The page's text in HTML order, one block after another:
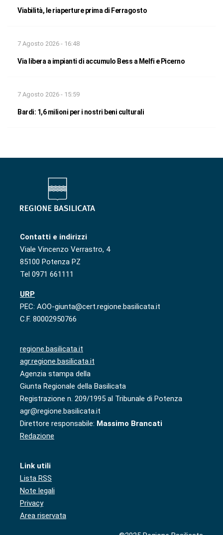
Viabilità, le riaperture prima di Ferragosto
7 Agosto 2026 - 16:48
Via libera a impianti di accumulo Bess a Melfi e Picerno
7 Agosto 2026 - 15:59
Bardi: 1,6 milioni per i nostri beni culturali
Contatti e indirizzi
Viale Vincenzo Verrastro, 4
85100 Potenza PZ
Tel 0971 661111
URP
PEC: AOO-giunta@cert.regione.basilicata.it
C.F. 80002950766
regione.basilicata.it
agr.regione.basilicata.it
Agenzia stampa della
Giunta Regionale della Basilicata
Registrazione n. 209/1995 al Tribunale di Potenza
agr@regione.basilicata.it
Direttore responsabile: Massimo Brancati
Redazione
Link utili
Lista RSS
Note legali
Privacy
Area riservata